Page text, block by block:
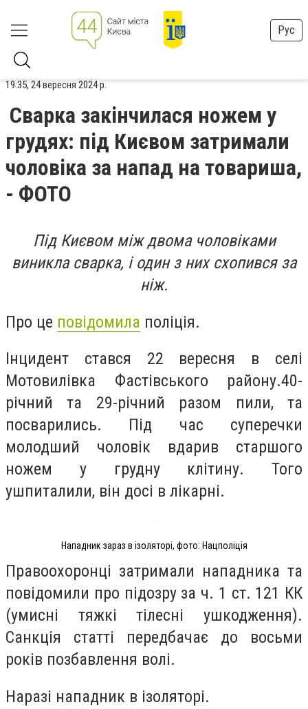
Рус
19:35, 24 вересня 2024 р.
Сварка закінчилася ножем у
грудях: під Києвом затримали
чоловіка за напад на товариша,
- ФОТО
Під Києвом між двома чоловіками
виникла сварка, і один з них схопився за
ніж.
Про це повідомила поліція.
Інцидент стався 22 вересня в селі
Мотовилівка Фастівського району.40-
річний та 29-річний разом пили, та
посварились. Під час суперечки
молодший чоловік вдарив старшого
ножем у грудну клітину. Того
ушпиталили, він досі в лікарні.
Нападник зараз в ізоляторі, фото: Нацполіція
Правоохоронці затримали нападника та
повідомили про підозру за ч. 1 ст. 121 КК
(умисні тяжкі тілесні ушкодження).
Санкція статті передбачає до восьми
років позбавлення волі.
Наразі нападник в ізоляторі.